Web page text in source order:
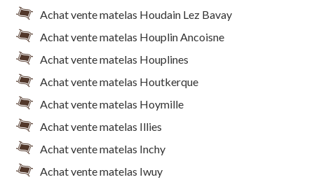
Achat vente matelas Houdain Lez Bavay
Achat vente matelas Houplin Ancoisne
Achat vente matelas Houplines
Achat vente matelas Houtkerque
Achat vente matelas Hoymille
Achat vente matelas Illies
Achat vente matelas Inchy
Achat vente matelas Iwuy